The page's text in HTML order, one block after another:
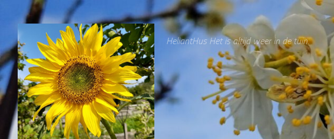
Doorgaan naar inhoud
HeliantHus Het is altijd weer in de tuin.